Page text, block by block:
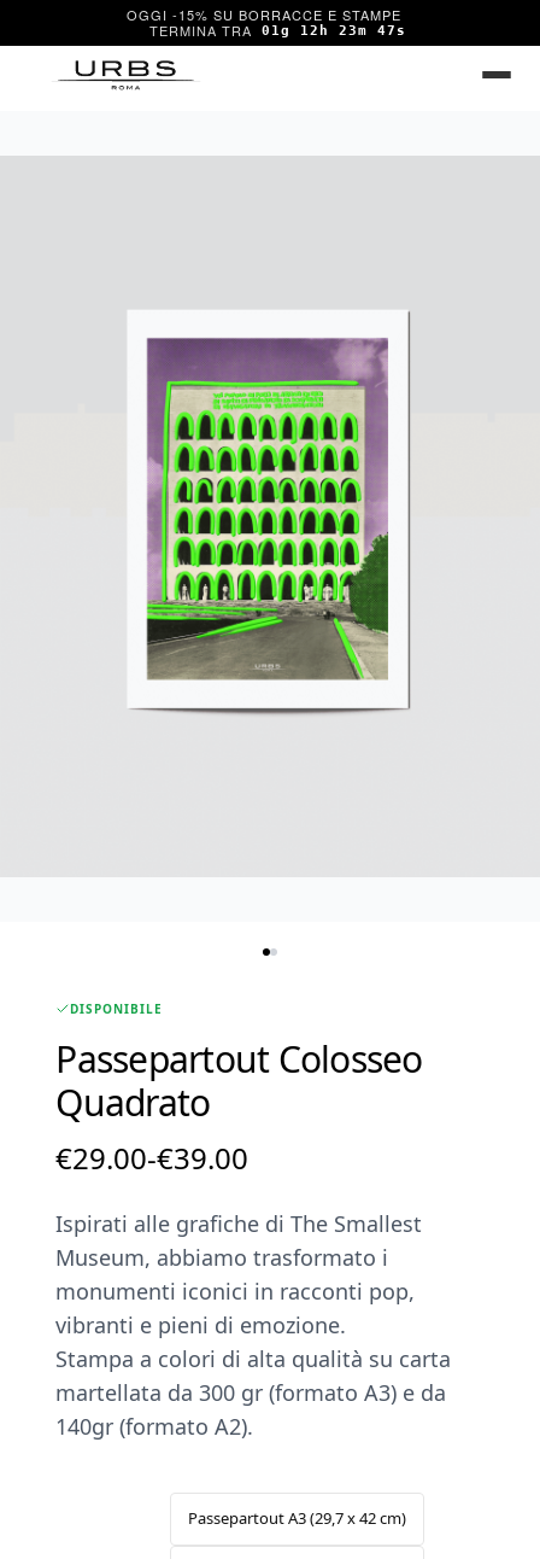
OGGI -15% SU BORRACCE E STAMPE
01g 12h 23m 47s
DISPONIBILE
Passepartout Colosseo
Quadrato
€29.00-€39.00
prezzo:
da
€29.00
a
€39.00
Ispirati alle grafiche di The Smallest
Museum, abbiamo trasformato i
monumenti iconici in racconti pop,
vibranti e pieni di emozione.
Stampa a colori di alta qualità su carta
martellata da 300 gr (formato A3) e da
140gr (formato A2).
Passepartout A3 (29,7 x 42 cm)